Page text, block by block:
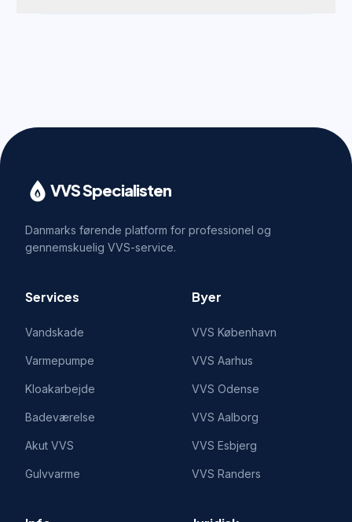
VVS Specialisten
Danmarks førende platform for professionel og
gennemskuelig VVS-service.
Services
Vandskade
Varmepumpe
Kloakarbejde
Badeværelse
Akut VVS
Gulvvarme
Byer
VVS København
VVS Aarhus
VVS Odense
VVS Aalborg
VVS Esbjerg
VVS Randers